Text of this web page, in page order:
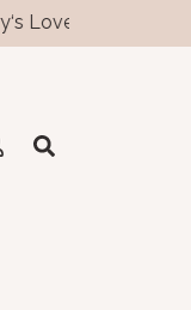
disponíveis no